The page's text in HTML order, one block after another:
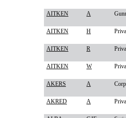
AITKEN A
AITKEN H
AITKEN R
AITKEN W
AKERS A
AKRED A